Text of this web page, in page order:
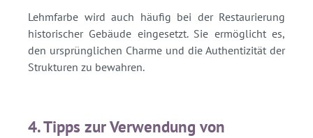
Lehmfarbe wird auch häufig bei der Restaurierung
historischer Gebäude eingesetzt. Sie ermöglicht es,
den ursprünglichen Charme und die Authentizität der
Strukturen zu bewahren.
4. Tipps zur Verwendung von